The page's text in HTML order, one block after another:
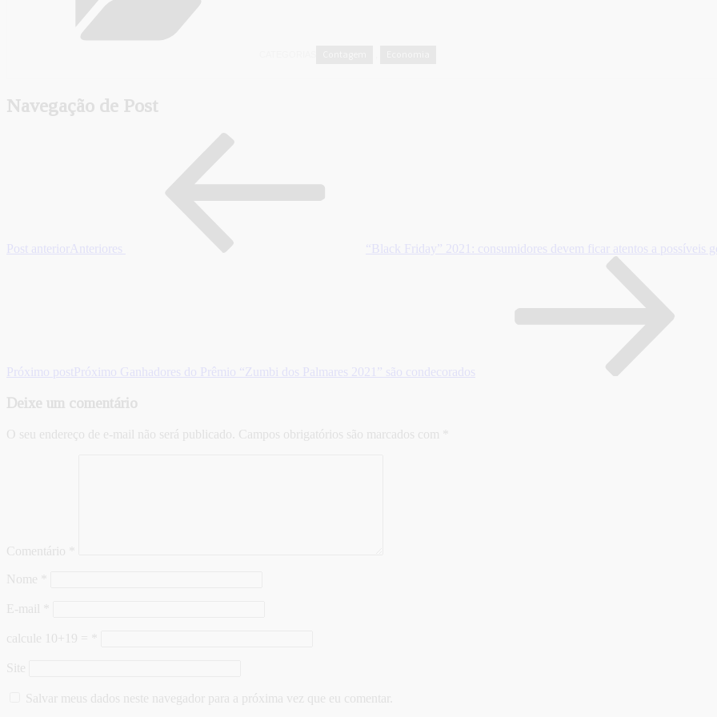
Navegação de Post
Post anterior Anteriores “Black Friday” 2021: consumidores devem ficar atentos a possíveis
Próximo post Próximo Ganhadores do Prêmio “Zumbi dos Palmares 2021” são condecorados
Deixe um comentário
O seu endereço de e-mail não será publicado. Campos obrigatórios são marcados com
Comentário
Nome
E-mail
calcule 10+19 =
Site
Salvar meus dados neste navegador para a próxima vez que eu comentar.